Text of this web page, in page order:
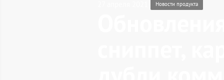
Новости продукта